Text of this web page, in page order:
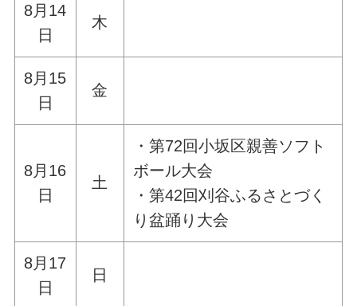
8月14
日
木
8月15
日
金
8月16
日
土
・第72回小坂区親善ソフト
ボール大会
・第42回刈谷ふるさとづく
り盆踊り大会
8月17
日
日